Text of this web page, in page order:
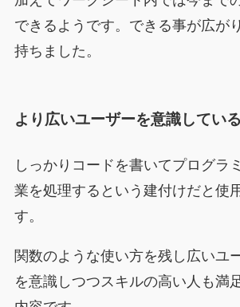
できるようです。できる事が広が
持ちました。
より広いユーザーを意識している
しっかりコードを書いてプログラ
業を処理するという建付けだと使
す。
関数のような使い方を残し広いユ
を意識しつつスキルの高い人も満